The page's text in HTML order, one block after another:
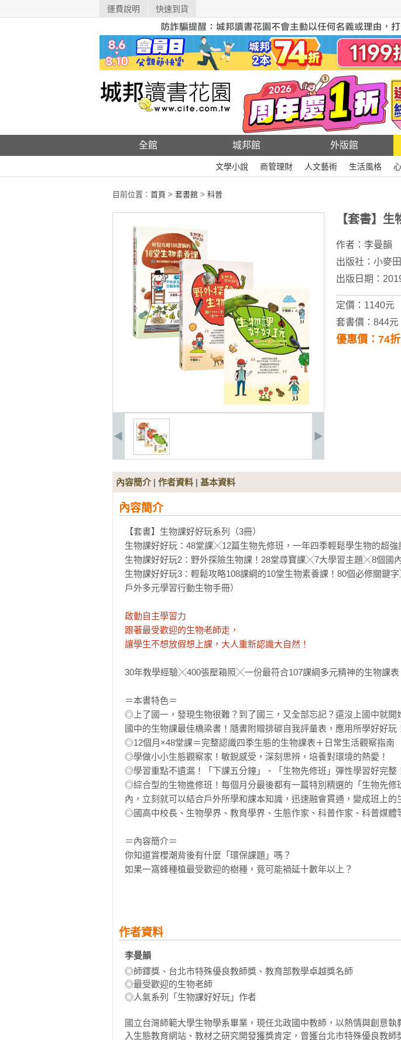
運費說明 快速到貨
全館 城邦館 外版館
文學小說 商管理財 人文藝術 生活風格
目前位置： 首頁 > 套書館 > 科普
【套書】生
作者： 李曼韻
出版社： 小麥田
出版日期：
定價：1140元
套書價：844元
優惠價：74
內容簡介| 作者資料 | 基本資料
內容簡介
【套書】生物課好好玩系列（3冊）
生物課好好玩：48堂課╳12篇生物先修班，一年四季輕鬆學生物的超強
生物課好好玩2：野外探險生物課！28堂尋寶課╳7大學習主題╳8個國
生物課好好玩3：輕鬆攻略108課綱的10堂生物素養課！80個必修關鍵
戶外多元學習行動生物手冊）
啟動自主學習力
跟著最受歡迎的生物老師走，
讓學生不想放假想上課，大人重新認識大自然！
30年教學經驗╳400張壓箱照╳一份最符合107課綱多元精神的生物課表
＝本書特色＝
◎上了國一，發現生物很難？到了國三，又全部忘記？還沒上國中就開
國中的生物課最佳橋梁書！隨書附贈排碳自我評量表，應用所學好好玩
◎12個月×48堂課＝完整認識四季生態的生物課表＋日常生活觀察指南
◎學做小小生態觀察家！敏銳感受，深刻思辨，培養對環境的熱愛！
◎學習重點不遺漏！「下課五分鐘」、「生物先修班」彈性學習好完整
◎綜合型的生物進修班！每個月分最後都有一篇特別精選的「生物先修
內，立刻就可以結合戶外所學和課本知識，迅速融會貫通，變成班上的
◎國高中校長、生物學界、教育學界、生態作家、科普作家、科普媒體
＝內容簡介＝
你知道賞櫻潮背後有什麼「環保課題」嗎？
如果一窩蜂種植最受歡迎的樹種，竟可能禍延十數年以上？
水蛭會吸血，也能抗凝血，連科學家也好奇研究？
蚯蚓明明不起眼，卻是「地表最有價值的動物」？
虎頭蜂其實沒那麼嚇人，而且擁有高超的環保建築功力？
你知道生物之間會「互助合作」嗎？
魯冰花不只是一部電影，它是好看的花，而且還能幫助茶樹吸收營養？
跟著李老師一起走出教室，參與這堂最受歡迎的生物課，這才發覺大自
作者資料
李曼韻
◎師鐸獎、台北市特殊優良教師獎、教育部教學卓越獎名師
◎最受歡迎的生物老師
◎人氣系列「生物課好好玩」作者
國立台灣師範大學生物學系畢業，現任北政國中教師，以熱情與創意
入生態教育網站、教材之研究開發獲獎肯定，曾獲台北市特殊優良教